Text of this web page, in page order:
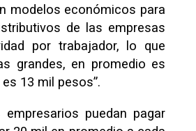
modelos económicos para
de las empresas
por trabajador, lo que
grandes, en promedio es
13 mil pesos”.
puedan pagar